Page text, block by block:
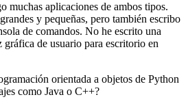
muchas aplicaciones de ambos tipos.
y pequeñas, pero también escribo
de comandos. No he escrito una
de usuario para escritorio en
orientada a objetos de Python
como Java o C++?